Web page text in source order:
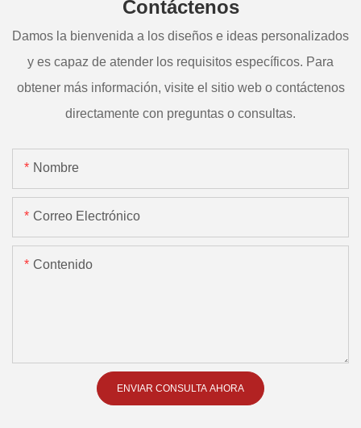
Contáctenos
Damos la bienvenida a los diseños e ideas personalizados
y es capaz de atender los requisitos específicos. Para
obtener más información, visite el sitio web o contáctenos
directamente con preguntas o consultas.
Nombre
Correo Electrónico
Contenido
ENVIAR CONSULTA AHORA